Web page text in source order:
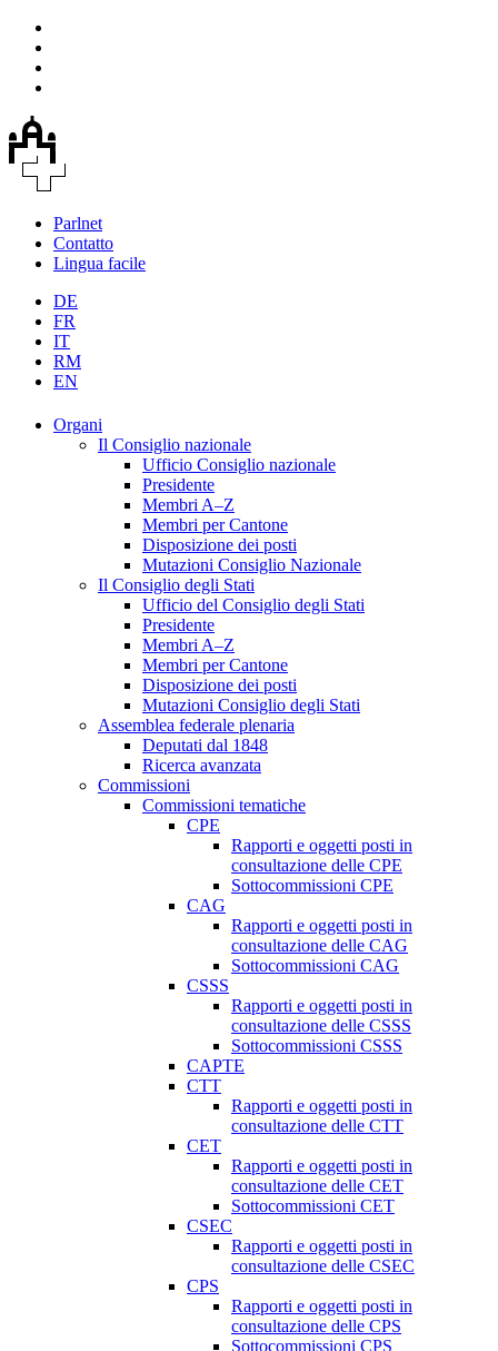
Parlnet
Contatto
Lingua facile
DE
FR
IT
RM
EN
Organi
Il Consiglio nazionale
Ufficio Consiglio nazionale
Presidente
Membri A–Z
Membri per Cantone
Disposizione dei posti
Mutazioni Consiglio Nazionale
Il Consiglio degli Stati
Ufficio del Consiglio degli Stati
Presidente
Membri A–Z
Membri per Cantone
Disposizione dei posti
Mutazioni Consiglio degli Stati
Assemblea federale plenaria
Deputati dal 1848
Ricerca avanzata
Commissioni
Commissioni tematiche
CPE
Rapporti e oggetti posti in
consultazione delle CPE
Sottocommissioni CPE
CAG
Rapporti e oggetti posti in
consultazione delle CAG
Sottocommissioni CAG
CSSS
Rapporti e oggetti posti in
consultazione delle CSSS
Sottocommissioni CSSS
CAPTE
CTT
Rapporti e oggetti posti in
consultazione delle CTT
CET
Rapporti e oggetti posti in
consultazione delle CET
Sottocommissioni CET
CSEC
Rapporti e oggetti posti in
consultazione delle CSEC
CPS
Rapporti e oggetti posti in
consultazione delle CPS
Sottocommissioni CPS